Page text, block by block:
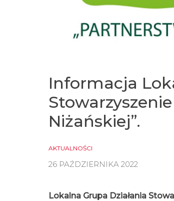
Informacja
Niżańskiej”.
AKTUALNOŚCI
26 PAŹDZIERNIKA 2022
Lokalna Grupa Działania